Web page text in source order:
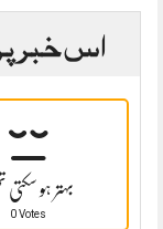
اس خبر
بہتر ہو سکتی
0 Votes